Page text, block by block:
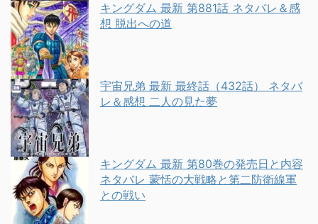
キングダム 最新 第881話 ネタバレ＆感
想 脱出への道
宇宙兄弟 最新 最終話（432話） ネタバ
レ＆感想 二人の見た夢
キングダム 最新 第80巻の発売日と内容
ネタバレ 蒙恬の大戦略と第二防衛線軍
との戦い